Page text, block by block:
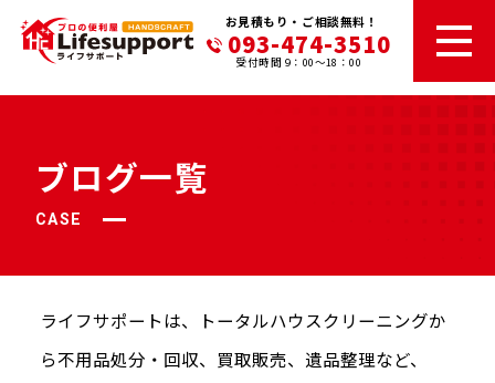
お見積もり・ご相談無料！
093-474-3510
受付時間 9：00～18：00
ブログ一覧
CASE
ライフサポートは、トータルハウスクリーニングか
ら不⽤品処分・回収、 買取販売、遺品整理など、